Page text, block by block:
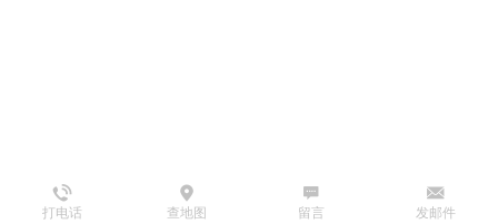
打电话 查地图 发邮件
留言